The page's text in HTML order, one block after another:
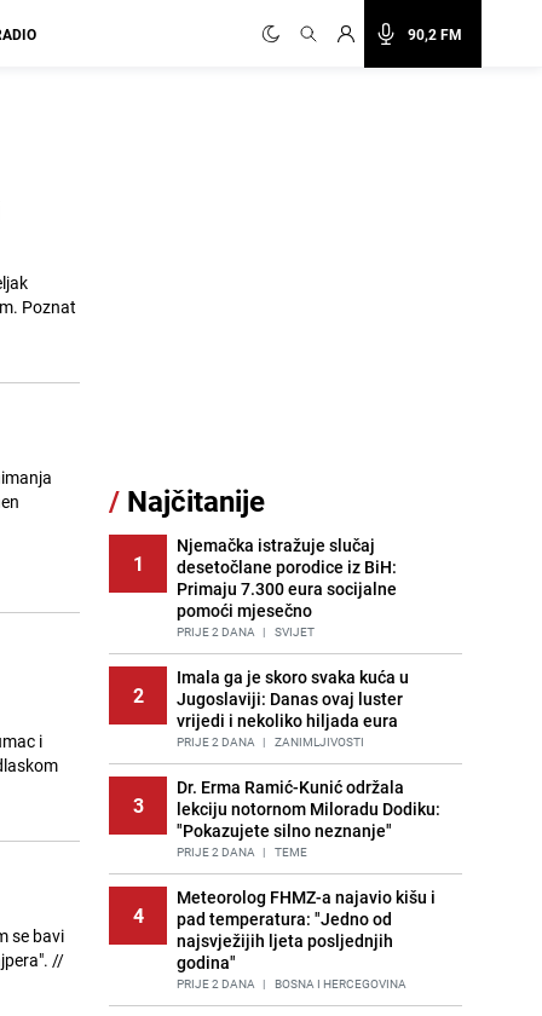
90,2 FM
i
se bavi
//
/ Najčitanije
1
Njemačka istražuje slučaj
desetočlane porodice iz BiH:
Primaju 7.300 eura socijalne
pomoći mjesečno
PRIJE 2 DANA | SVIJET
2
Imala ga je skoro svaka kuća u
Jugoslaviji: Danas ovaj luster
vrijedi i nekoliko hiljada eura
PRIJE 2 DANA | ZANIMLJIVOSTI
3
Dr. Erma Ramić-Kunić održala
lekciju notornom Miloradu Dodiku:
"Pokazujete silno neznanje"
PRIJE 2 DANA | TEME
4
Meteorolog FHMZ-a najavio kišu i
pad temperatura: "Jedno od
najsvježijih ljeta posljednjih
godina"
PRIJE 2 DANA | BOSNA I HERCEGOVINA